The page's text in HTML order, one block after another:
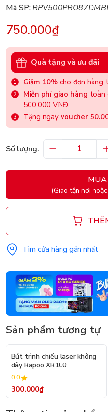
Mã SP:
750.000₫
Quà tặng và ưu đãi
Giảm 10% cho đơn hàng
Miễn phí giao hàng toàn
500.000 VNĐ.
Tặng ngay voucher
Số lượng:
MUA
(Giao tận nơi
Tìm cửa hàng gần nhất
Sản phẩm tương tự
Bút trình chiếu laser không
dây Rapoo XR100
0.0
300.000₫